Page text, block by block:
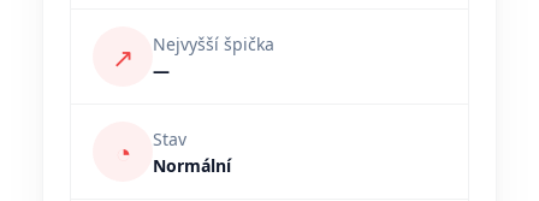
↗
Nejvyšší špička
—
◔
Stav
Normální